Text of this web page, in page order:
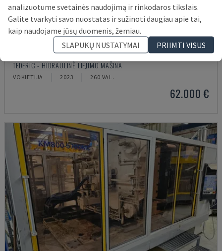
NEO.E55/E110H
TEDERIC - HIDRAULINĖ LIEJIMO MAŠINA
VOKIETIJA 2023 260 VAL.
62.000 €
analizuotume svetainės naudojimą ir rinkodaros tikslais.
Galite tvarkyti savo nuostatas ir sužinoti daugiau apie tai,
kaip naudojame jūsų duomenis, žemiau.
SLAPUKŲ NUSTATYMAI
PRIIMTI VISUS